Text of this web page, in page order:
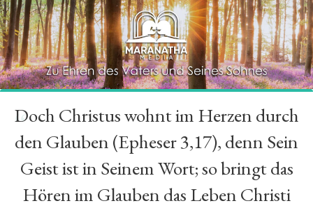
“
Doch Christus wohnt im Herzen durch
den Glauben (Epheser 3,17), denn Sein
Geist ist in Seinem Wort; so bringt das
Hören im Glauben das Leben Christi